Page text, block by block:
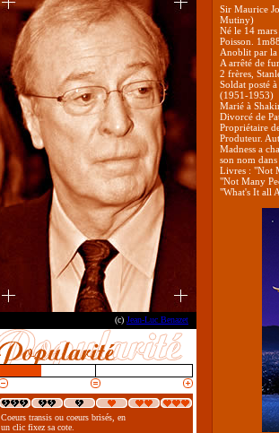
(c) Jean-Luc Benazet
Coeurs transis ou coeurs brisés, en
un clic fixez sa cote.
Sir Maurice
Mutiny)
Né le 14
Poisson.
Anoblit par la
A arrêté de
2 frères,
Soldat posté
(1951-1953)
Marié à
Divorcé de
Propriétaire
Produteur.
Madness a
son nom
Livres : "Not
"Not Many
"What's It all